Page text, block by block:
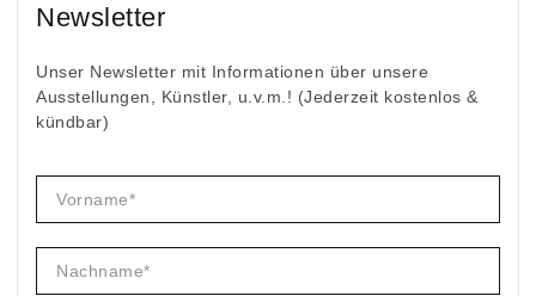
Newsletter
Unser Newsletter mit Informationen über unsere
Ausstellungen, Künstler, u.v.m.! (Jederzeit kostenlos &
kündbar)